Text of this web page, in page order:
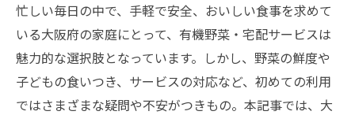
忙しい毎日の中で、手軽で安全、おいしい食事を求めて
いる大阪府の家庭にとって、有機野菜・宅配サービスは
魅力的な選択肢となっています。しかし、野菜の鮮度や
子どもの食いつき、サービスの対応など、初めての利用
ではさまざまな疑問や不安がつきもの。本記事では、大